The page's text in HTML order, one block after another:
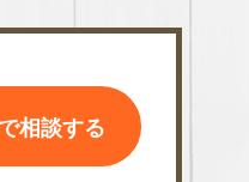
相談する